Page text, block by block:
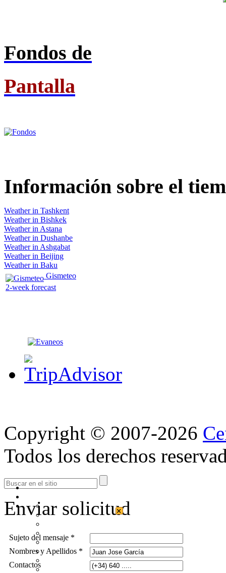
Fondos de
Pantalla
Información sobre el
Weather in Tashkent
Weather in Bishkek
Weather in Astana
Weather in Dushanbe
Weather in Ashgabat
Weather in Beijing
Weather in Baku
Gismeteo
2-week forecast
Copyright © 2007-2026
Todos los derechos
Enviar solicitud
Sujeto del mensaje *
Nombres y Apellidos *
Contactos
×